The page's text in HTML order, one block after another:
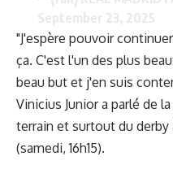
"J'espère pouvoir
ça. C'est l'un des plus
beau but et j'en suis
Vinicius Junior a parlé de
terrain et surtout du derby
(samedi, 16h15).